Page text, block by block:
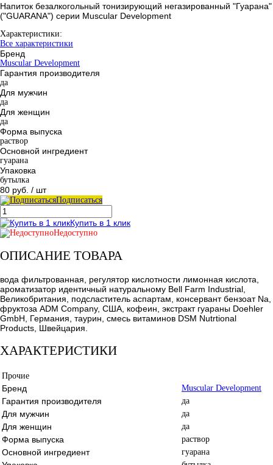
Напиток безалкогольный тонизирующий негазированный "Гуарана"
("GUARANA") серии Muscular Development
Характеристики:
Все характеристики
Бренд
Muscular Development
Гарантия производителя
да
Для мужчин
да
Для женщин
да
Форма выпуска
раствор
Основной ингредиент
гуарана
Упаковка
бутылка
80 руб. / шт
Подписаться
Купить в 1 клик
Недоступно
ОПИСАНИЕ ТОВАРА
вода фильтрованная, регулятор кислотности лимонная кислота,
ароматизатор идентичный натуральному Bell Farm Industrial,
Великобритания, подсластитель аспартам, консервант бензоат Na,
фруктоза ADM Company, США, кофеин, экстракт гуараны Doehler
GmbH, Германия, таурин, смесь витаминов DSM Nutrtional
Products, Швейцария.
ХАРАКТЕРИСТИКИ
Прочие
Бренд Muscular Development
Гарантия производителя да
Для мужчин да
Для женщин да
Форма выпуска раствор
Основной ингредиент гуарана